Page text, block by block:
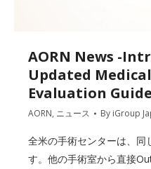
AORN News -
Updated
Evaluation
AORN, ニュース By iGroup
全米の手術センターは、同
す。他の手術室から直接